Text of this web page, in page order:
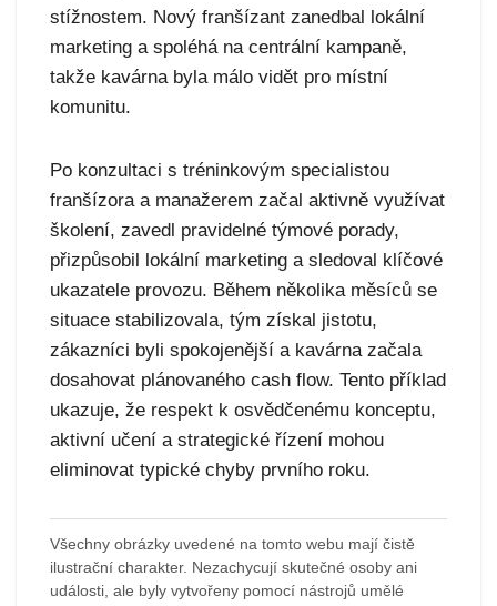
stížnostem. Nový franšízant zanedbal lokální
marketing a spoléhá na centrální kampaně,
takže kavárna byla málo vidět pro místní
komunitu.
Po konzultaci s tréninkovým specialistou
franšízora a manažerem začal aktivně využívat
školení, zavedl pravidelné týmové porady,
přizpůsobil lokální marketing a sledoval klíčové
ukazatele provozu. Během několika měsíců se
situace stabilizovala, tým získal jistotu,
zákazníci byli spokojenější a kavárna začala
dosahovat plánovaného cash flow. Tento příklad
ukazuje, že respekt k osvědčenému konceptu,
aktivní učení a strategické řízení mohou
eliminovat typické chyby prvního roku.
Všechny obrázky uvedené na tomto webu mají čistě
ilustrační charakter. Nezachycují skutečné osoby ani
události, ale byly vytvořeny pomocí nástrojů umělé